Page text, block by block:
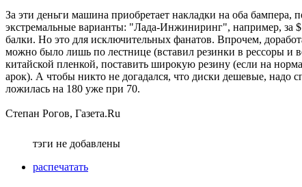
За эти деньги машина приобретает накладки на оба
экстремальные варианты: "Лада-Инжиниринг", например, за
балки. Но это для исключительных фанатов. Впрочем,
можно было лишь по лестнице (вставил резинки в рессоры и
китайской пленкой, поставить широкую резину (если на
арок). А чтобы никто не догадался, что диски дешевые, надо
ложилась на 180 уже при 70.
Степан Рогов, Газета.Ru
тэги не добавлены
распечатать